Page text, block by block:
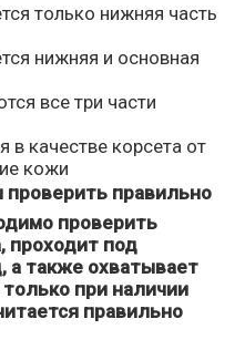
только нижняя часть
нижняя и основная
все три части
в качестве корсета от
кожи
проверить правильно
проверить
проходит под
а также охватывает
при наличии
правильно